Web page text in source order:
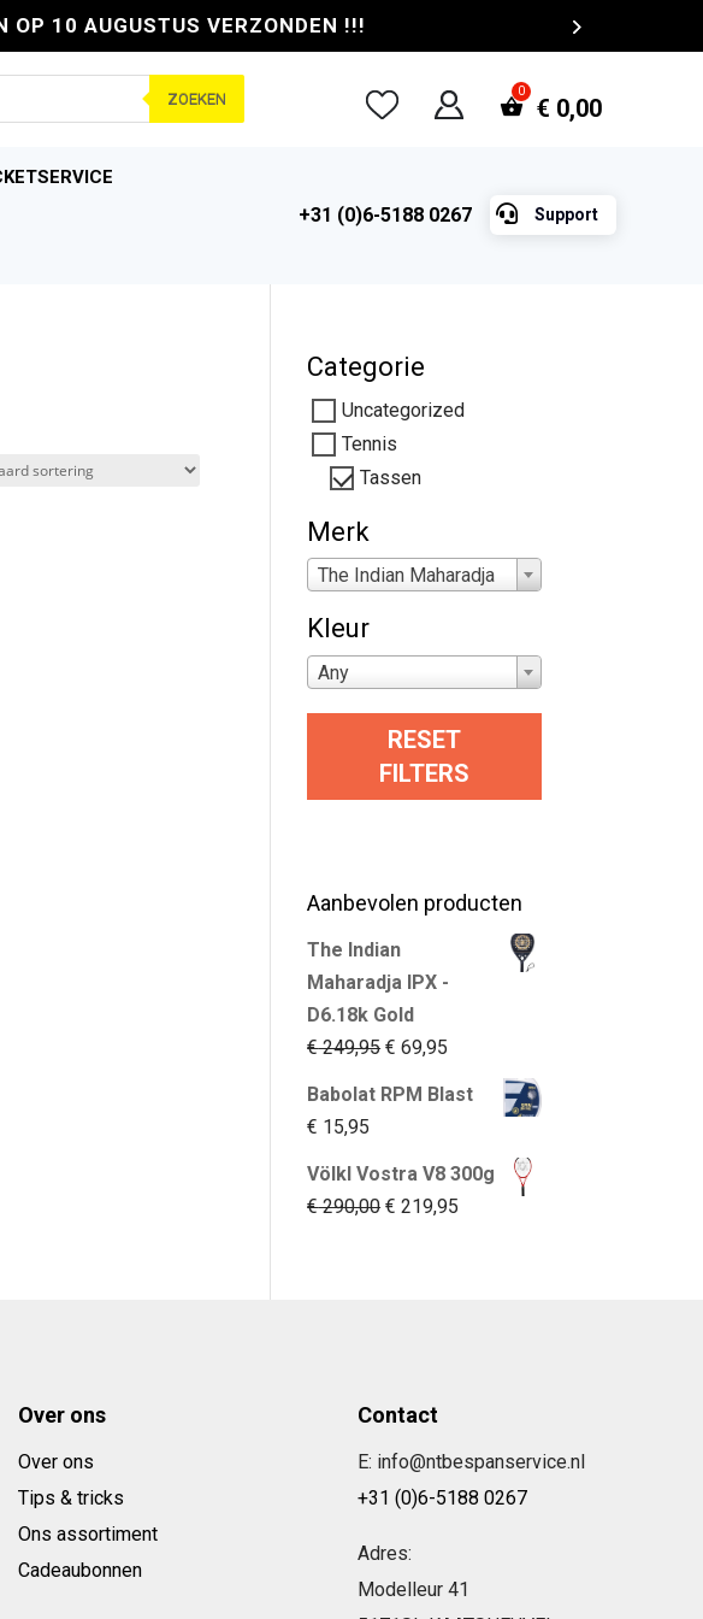
OP 10 AUGUSTUS VERZONDEN !!!
ZOEKEN € 0,00
+31 (0)6-5188 0267  Support
Categorie
Uncategorized
Tennis
Tassen
Merk
The Indian Maharadja
Kleur
Any
RESET
FILTERS
Aanbevolen producten
The Indian
Maharadja IPX -
D6.18k Gold
€249,95 Oorspronkelijke
€ 69,95
Babolat RPM Blast
€ 15,95
Völkl Vostra V8 300g
€290,00 Oorspronkelijke
€ 219,95
Over ons
Over ons
Tips & tricks
Ons assortiment
Cadeaubonnen
Contact
E: info@ntbespanservice.nl
+31 (0)6-5188 0267
Adres:
Modelleur 41